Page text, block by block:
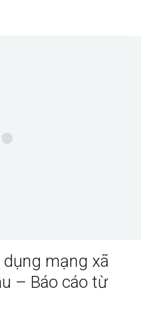
mạng xã
– Báo cáo từ